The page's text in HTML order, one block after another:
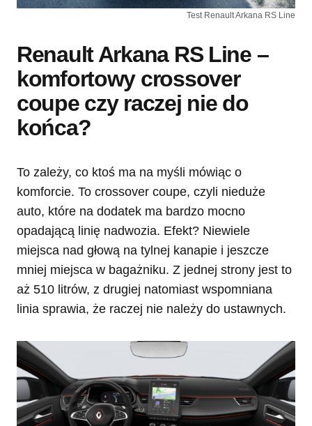
Test Renault Arkana RS Line
Renault Arkana RS Line –
komfortowy crossover
coupe czy raczej nie do
końca?
To zależy, co ktoś ma na myśli mówiąc o
komforcie. To crossover coupe, czyli nieduże
auto, które na dodatek ma bardzo mocno
opadającą linię nadwozia. Efekt? Niewiele
miejsca nad głową na tylnej kanapie i jeszcze
mniej miejsca w bagażniku. Z jednej strony jest to
aż 510 litrów, z drugiej natomiast wspomniana
linia sprawia, że raczej nie należy do ustawnych.